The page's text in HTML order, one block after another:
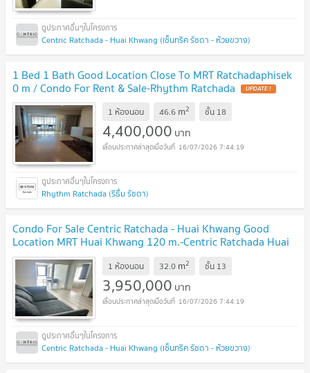
Centric Ratchada - Huai Khwang (เซ็นทริค รัชดา - ห้วยขวาง)
1 Bed 1 Bath Good Location Close To MRT Ratchadaphisek
0 m / Condo For Rent & Sale-Rhythm Ratchada UPDATE !
1 ห้องนอน 46.6 m2 ชั้น 18
4,400,000 บาท
16/07/2026 7:44:19
Rhythm Ratchada (ริธึ่ม รัชดา)
Condo For Sale Centric Ratchada - Huai Khwang Good
Location MRT Huai Khwang 120 m.-Centric Ratchada Huai
Khwang UPDATE !
1 ห้องนอน 32.0 m2 ชั้น 13
3,950,000 บาท
16/07/2026 7:44:19
Centric Ratchada - Huai Khwang (เซ็นทริค รัชดา - ห้วยขวาง)